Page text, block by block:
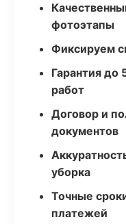
фотоэтапы
Фиксируем
Гарантия до
работ
Договор и
документов
уборка
Точные
платежей